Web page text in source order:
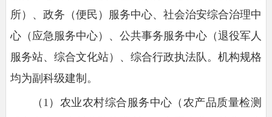
所）、政务（便民）服务中心、社会治安综合治理中
心（应急服务中心）、公共事务服务中心（退役军人
服务站、综合文化站）、综合行政执法队。机构规格
均为副科级建制。
（1）农业农村综合服务中心（农产品质量检测